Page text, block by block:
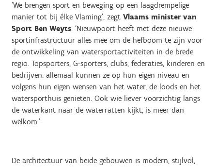
‘We brengen sport en beweging op een laagdrempelige
manier tot bij élke Vlaming’, zegt Vlaams minister van
Sport Ben Weyts. ‘Nieuwpoort heeft met deze nieuwe
sportinfrastructuur alles mee om de hefboom te zijn voor
de ontwikkeling van watersportactiviteiten in de brede
regio. Topsporters, G-sporters, clubs, federaties, kinderen en
bedrijven: allemaal kunnen ze op hun eigen niveau en
volgens hun eigen wensen van het water, de loods en het
watersporthuis genieten. Ook wie liever voorzichtig langs
de waterkant naar de waterratten kijkt, is meer dan
welkom.’
De architectuur van beide gebouwen is modern, stijlvol,